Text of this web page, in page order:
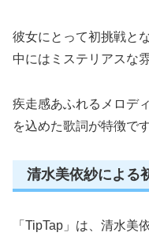
彼女にとって初挑戦と
中にはミステリアスな
疾走感あふれるメロデ
を込めた歌詞が特徴です
清水美依紗による
「TipTap」は、清水美